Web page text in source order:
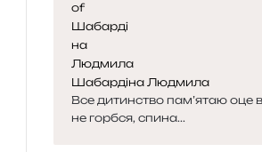
Шабардіна Людмила
Все дитинство пам’ятаю оце
не горбся, спина...